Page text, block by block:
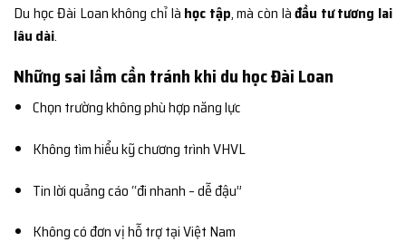
Du học Đài Loan không chỉ là học tập, mà còn làđầu tư tương lai
lâu dài.
Những sai lầm cần tránh khi du học Đài Loan
Chọn trường không phù hợp năng lực
Không tìm hiểu kỹ chương trình VHVL
Tin lời quảng cáo “đi nhanh – dễ đậu”
Không có đơn vị hỗ trợ tại Việt Nam